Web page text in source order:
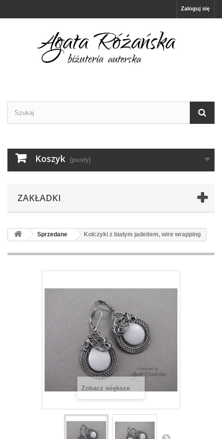
Zaloguj się
Koszyk (pusty)
ZAKŁADKI
Sprzedane Kolczyki z białym jadeitem, wire wrapping
Zobacz większe